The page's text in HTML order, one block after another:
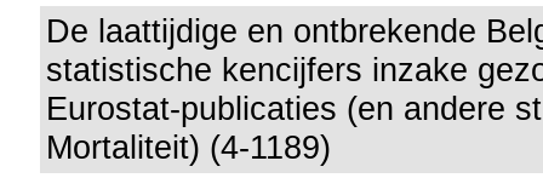
De laattijdige en ontbrekende
statistische kencijfers inzake
Eurostat-publicaties (en andere
Mortaliteit) (4-1189)